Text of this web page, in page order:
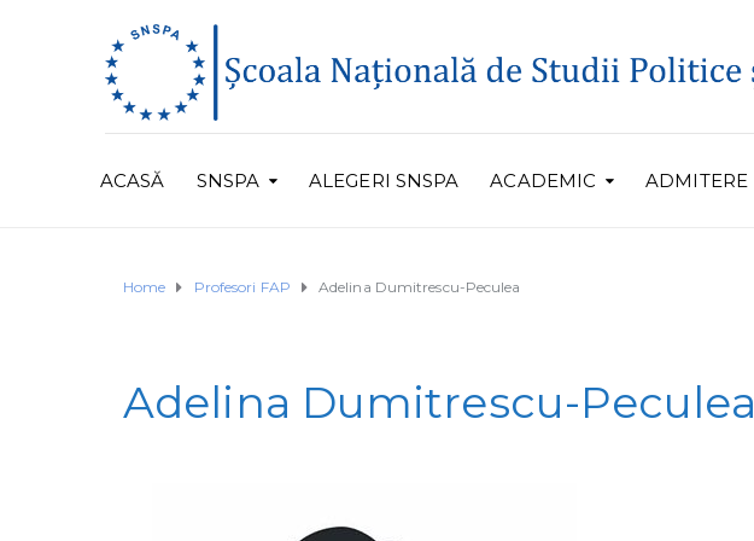
ACASĂ SNSPA ALEGERI SNSPA ACADEMIC ADMITERE
Home Profesori FAP Adelina Dumitrescu-Peculea
Adelina Dumitrescu-Peculea